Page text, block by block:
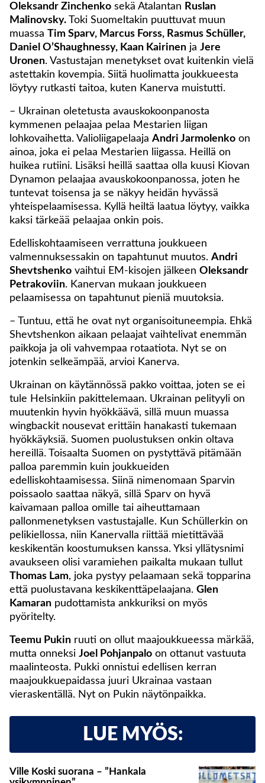
Oleksandr Zinchenko sekä Atalantan Ruslan
Malinovsky. Toki Suomeltakin puuttuvat muun
muassa Tim Sparv, Marcus Forss, Rasmus Schüller,
Daniel O’Shaughnessy, Kaan Kairinen ja Jere
Uronen. Vastustajan menetykset ovat kuitenkin vielä
astettakin kovempia. Siitä huolimatta joukkueesta
löytyy rutkasti taitoa, kuten Kanerva muistutti.
– Ukrainan oletetusta avauskokoonpanosta
kymmenen pelaajaa pelaa Mestarien liigan
lohkovaihetta. Valioliigapelaaja Andri Jarmolenko on
ainoa, joka ei pelaa Mestarien liigassa. Heillä on
huikea rutiini. Lisäksi heillä saattaa olla kuusi Kiovan
Dynamon pelaajaa avauskokoonpanossa, joten he
tuntevat toisensa ja se näkyy heidän hyvässä
yhteispelaamisessa. Kyllä heiltä laatua löytyy, vaikka
kaksi tärkeää pelaajaa onkin pois.
Edelliskohtaamiseen verrattuna joukkueen
valmennuksessakin on tapahtunut muutos. Andri
Shevtshenko vaihtui EM-kisojen jälkeen Oleksandr
Petrakoviin. Kanervan mukaan joukkueen
pelaamisessa on tapahtunut pieniä muutoksia.
– Tuntuu, että he ovat nyt organisoituneempia. Ehkä
Shevtshenkon aikaan pelaajat vaihtelivat enemmän
paikkoja ja oli vahvempaa rotaatiota. Nyt se on
jotenkin selkeämpää, arvioi Kanerva.
Ukrainan on käytännössä pakko voittaa, joten se ei
tule Helsinkiin pakittelemaan. Ukrainan pelityyli on
muutenkin hyvin hyökkäävä, sillä muun muassa
wingbackit nousevat erittäin hanakasti tukemaan
hyökkäyksiä. Suomen puolustuksen onkin oltava
hereillä. Toisaalta Suomen on pystyttävä pitämään
palloa paremmin kuin joukkueiden
edelliskohtaamisessa. Siinä nimenomaan Sparvin
poissaolo saattaa näkyä, sillä Sparv on hyvä
kaivamaan palloa omille tai aiheuttamaan
pallonmenetyksen vastustajalle. Kun Schüllerkin on
pelikiellossa, niin Kanervalla riittää mietittävää
keskikentän koostumuksen kanssa. Yksi yllätysnimi
avaukseen olisi varamiehen paikalta mukaan tullut
Thomas Lam, joka pystyy pelaamaan sekä topparina
että puolustavana keskikenttäpelaajana. Glen
Kamaran pudottamista ankkuriksi on myös
pyöritelty.
Teemu Pukin ruuti on ollut maajoukkueessa märkää,
mutta onneksi Joel Pohjanpalo on ottanut vastuuta
maalinteosta. Pukki onnistui edellisen kerran
maajoukkuepaidassa juuri Ukrainaa vastaan
vieraskentällä. Nyt on Pukin näytönpaikka.
LUE MYÖS:
Ville Koski suorana – ”Hankala